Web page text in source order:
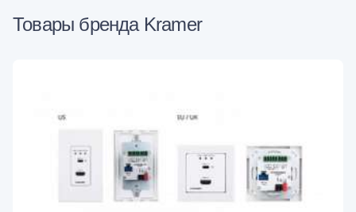
Товары бренда Kramer